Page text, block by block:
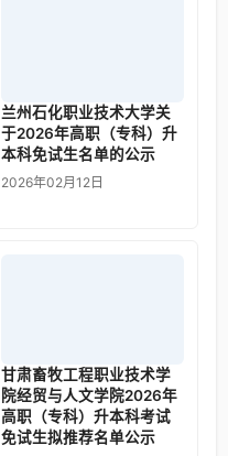
兰州石化职业技术大学关
于2026年高职（专科）升
本科免试生名单的公示
2026年02月12日
甘肃畜牧工程职业技术学
院经贸与人文学院2026年
高职（专科）升本科考试
免试生拟推荐名单公示